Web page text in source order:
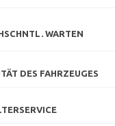
WARTEN
DES FAHRZEUGES